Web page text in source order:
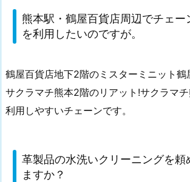
熊本駅・鶴屋百貨店周辺でチェー
を利用したいのですが。
鶴屋百貨店地下2階のミスターミニット鶴
サクラマチ熊本2階のリアット!サクラマ
利用しやすいチェーンです。
革製品の水洗いクリーニングを頼
ますか？